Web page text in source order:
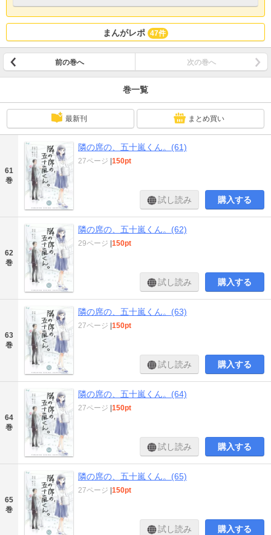
まんがレポ 47件
前の巻へ 次の巻へ
巻一覧
最新刊 まとめ買い
61
巻
隣の席の、五十嵐くん。(61)
27ページ |150pt
試し読み 購入する
62
巻
隣の席の、五十嵐くん。(62)
29ページ |150pt
試し読み 購入する
63
巻
隣の席の、五十嵐くん。(63)
27ページ |150pt
試し読み 購入する
64
巻
隣の席の、五十嵐くん。(64)
27ページ |150pt
試し読み 購入する
65
巻
隣の席の、五十嵐くん。(65)
27ページ |150pt
試し読み 購入する